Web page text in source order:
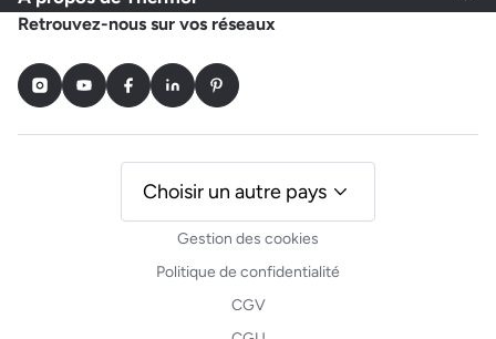
Retrouvez-nous sur vos réseaux
InstagramYoutubeFacebookLinkedInPinterest
Gestion des cookies
Politique de confidentialité
CGV
Choisir un autre pays